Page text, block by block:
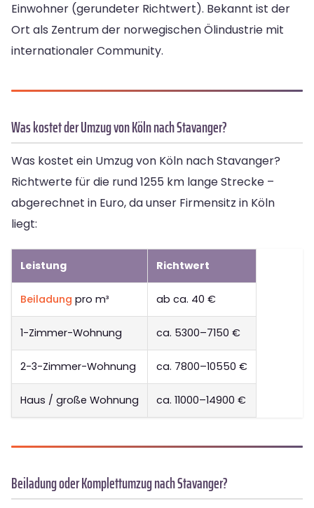
Einwohner (gerundeter Richtwert). Bekannt ist der
Ort als Zentrum der norwegischen Ölindustrie mit
internationaler Community.
Was kostet der Umzug von Köln nach Stavanger?
Was kostet ein Umzug von Köln nach Stavanger?
Richtwerte für die rund 1255 km lange Strecke –
abgerechnet in Euro, da unser Firmensitz in Köln
liegt:
Leistung Richtwert
Beiladung pro m³ ab ca. 40 €
1-Zimmer-Wohnung ca. 5300–7150 €
2-3-Zimmer-Wohnung ca. 7800–10550 €
Haus / große Wohnung ca. 11000–14900 €
Beiladung oder Komplettumzug nach Stavanger?